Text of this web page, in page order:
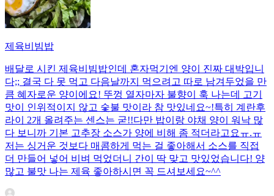
제육비빔밥
배달로 시킨 제육비빔밥인데 혼자먹기엔 양이 진짜 대박입니
다;; 결국 다 못 먹고 다음날까지 먹으려고 따로 남겨두었을 만
큼 혜자로운 양이에요! 뚜껑 열자마자 불향이 훅 나는데 고기
맛이 인위적이지 않고 숯불 맛이라 참 맛있네요~!특히 계란후
라이 2개 올려주는 센스는 굳!! ​다만 밥이랑 야채 양이 워낙 많
다 보니까 기본 고추장 소스가 양에 비해 좀 적더라고요ㅠ.ㅠ
저는 싱거운 것보다 매콤하게 먹는 걸 좋아해서 소스를 직접
더 만들어 넣어 비벼 먹었더니 간이 딱 맞고 맛있었습니다! 양
많고 불맛 나는 제육 좋아하시면 꼭 드셔보세요~^^